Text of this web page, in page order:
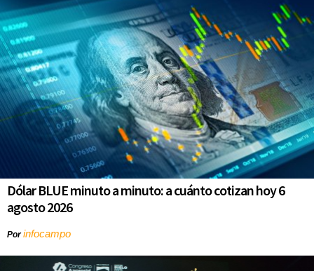
Dólar BLUE minuto a minuto: a cuánto cotizan hoy 6
agosto 2026
Porinfocampo